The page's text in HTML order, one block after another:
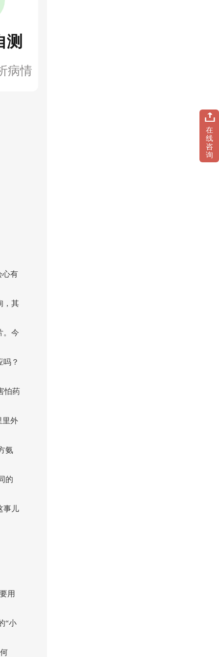
测
病情
心有
，其
。今
吗？
怕药
里外
氨
的
事儿
用
“小
在
线
咨
询